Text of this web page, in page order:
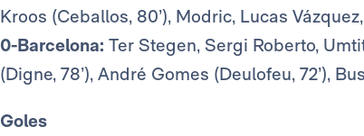
Kroos (Ceballos, 80’), Modric, Lucas
0-Barcelona: Ter Stegen, Sergi Roberto,
(Digne, 78’), André Gomes (Deulofeu, 72’),
Goles